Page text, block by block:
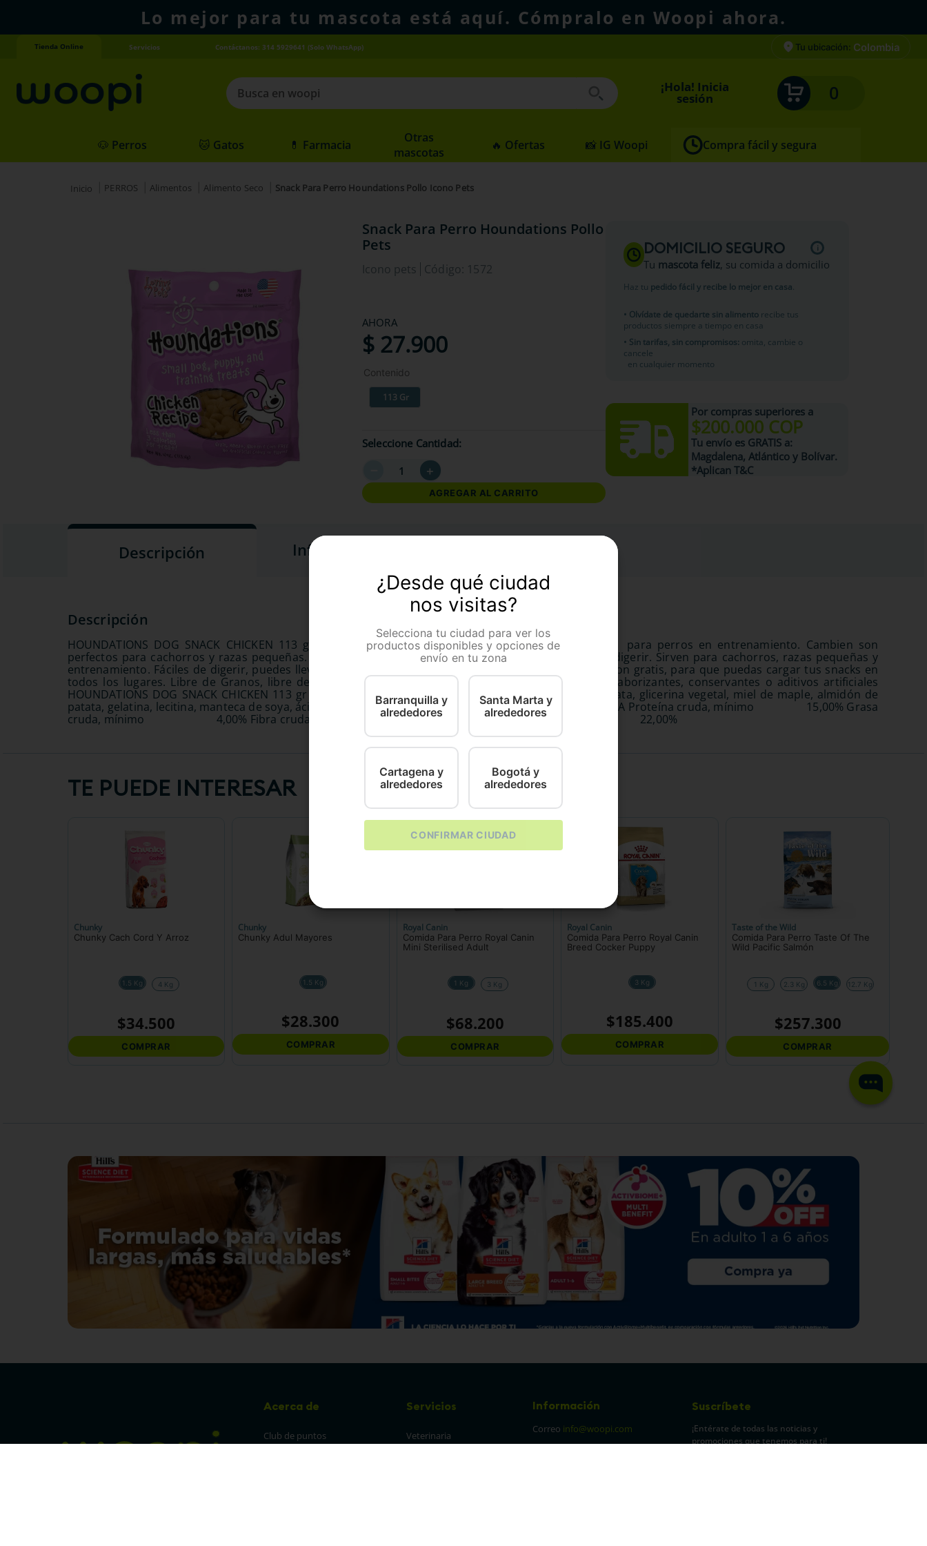
Lo mejor para tu mascota está aquí. Cómpralo en Woopi ahora.
Tienda Online Servicios Contáctanos: 314 5929641 (Solo WhatsApp) Tu ubicación: Colombia
Busca en woopi
1
agility gold
¡Hola! Inicia
sesión 0
🐶 Perros 🐱 Gatos 💊 Farmacia
Otras
mascotas
🔥 Ofertas 📸 IG Woopi Compra fácil y segura
PERROS Alimentos Alimento Seco Snack Para Perro Houndations Pollo Icono Pets
Snack Para Perro Houndations Pollo Icono
Pets
Icono pets Código: 1572
AHORA
$ 27.900
Contenido
113 Gr
Seleccione Cantidad
＋
AGREGAR AL CARRITO
DOMICILIO SEGURO
Tu mascota feliz, su comida a domicilio
Haz tu pedido fácil y recibe lo mejor en casa
• Olvídate de quedarte sin alimentorecibe tus
productos siempre a tiempo en casa
• Sin tarifas, sin compromisos: omita, cambie o
cancele
en cualquier momento
Por compras superiores a
$200.000 COP
Tu envío es GRATISa:
Magdalena, Atlántico y Bolívar.
*Aplican T&C
Descripción Información Adicional
HOUNDATIONS DOG SNACK CHICKEN 113 gr Estos magníficos Snacks son la perfecta recompensa para perros en entrenamiento. Cambien son
perfectos para cachorros y razas pequeñas. Fabricados 100% con ingredientes naturales fáciles de digerir. Sirven para cachorros, razas pequeñas y
entrenamiento. Fáciles de digerir, puedes llevarlas colgadas ya que cada bolsa viene con un mosqueton gratis, para que puedas cargar tus snacks en
todos los lugares. Libre de Granos, libre de maíz, libre de trigo, libre de Gluten Sin colorantes , saborizantes, conservantes o aditivos artificiales
HOUNDATIONS DOG SNACK CHICKEN 113 gr INGREDIENTES Salmón, harina de salmón, harina de patata, glicerina vegetal, miel de maple, almidón de
patata, gelatina, lecitina, manteca de soya, ácido cítrico, sorbato de potasio COMPOSICION GARANTIZADA Proteína cruda, mínimo 15,00% Grasa
cruda, mínimo 4,00% Fibra cruda, máximo 4,50% Humedad, máximo 22,00%
TE PUEDE INTERESAR
Chunky
Chunky Cach Cord Y Arroz
1.5 Kg 4 Kg
$34.500
COMPRAR
Chunky
Chunky Adul Mayores
1.5 Kg
$28.300
COMPRAR
Royal Canin
Comida Para Perro Royal Canin
Mini Sterilised Adult
1 Kg 3 Kg
$68.200
COMPRAR
Royal Canin
Comida Para Perro Royal Canin
Breed Cocker Puppy
3 Kg
$185.400
COMPRAR
Taste of the Wild
Comida Para Perro Taste Of The
Wild Pacific Salmón
1 Kg 2.3 Kg 6.5 Kg 12.7 Kg
$257.300
COMPRAR
Acerca de
Club de puntos
Servicios
Veterinaria
Información
Correo info@woopi.com
Suscríbete
¡Entérate de todas las noticias y
promociones que tenemos para ti!
¿Desde qué ciudad
nos visitas?
Selecciona tu ciudad para ver los
productos disponibles y opciones de
envío en tu zona
Barranquilla y
alrededores
Santa Marta y
alrededores
Cartagena y
alrededores
Bogotá y
alrededores
CONFIRMAR CIUDAD